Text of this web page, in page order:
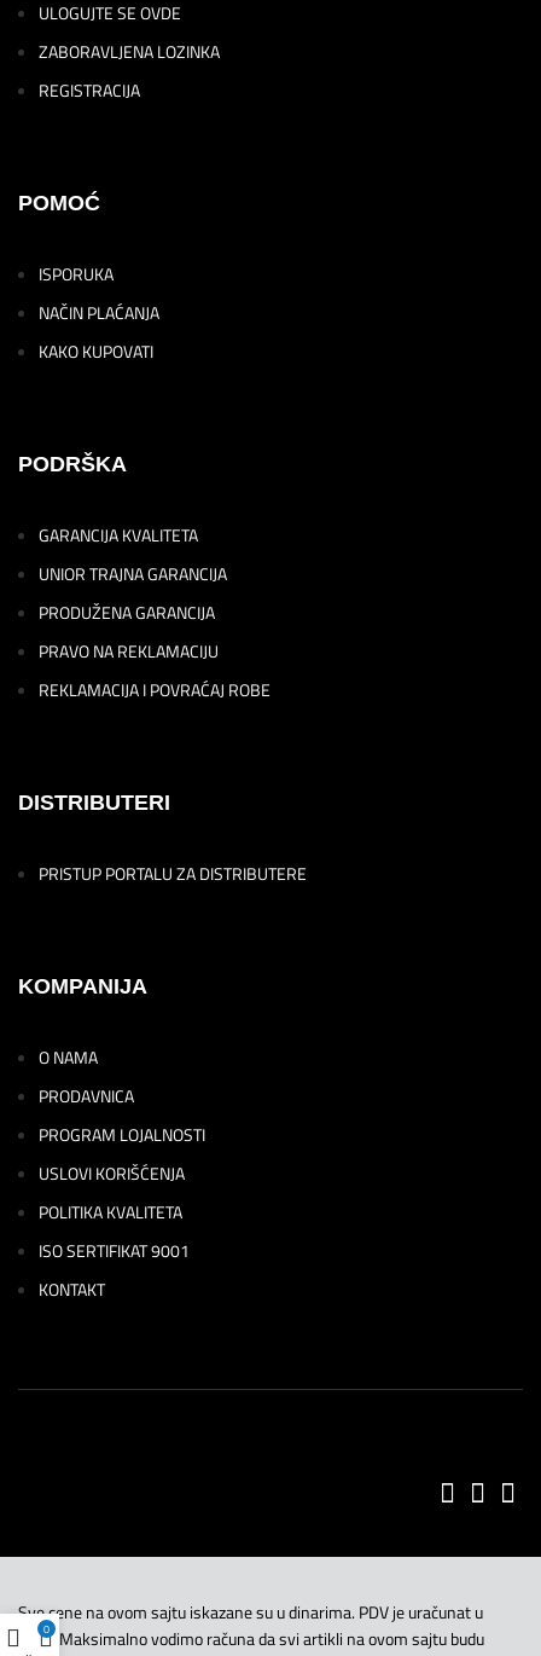
ULOGUJTE SE OVDE
ZABORAVLJENA LOZINKA
REGISTRACIJA
POMOĆ
ISPORUKA
NAČIN PLAĆANJA
KAKO KUPOVATI
PODRŠKA
GARANCIJA KVALITETA
UNIOR TRAJNA GARANCIJA
PRODUŽENA GARANCIJA
PRAVO NA REKLAMACIJU
REKLAMACIJA I POVRAĆAJ ROBE
DISTRIBUTERI
PRISTUP PORTALU ZA DISTRIBUTERE
KOMPANIJA
O NAMA
PRODAVNICA
PROGRAM LOJALNOSTI
USLOVI KORIŠĆENJA
POLITIKA KVALITETA
ISO SERTIFIKAT 9001
KONTAKT
Sve cene na ovom sajtu iskazane su u dinarima. PDV je uračunat u
cenu. Maksimalno vodimo računa da svi artikli na ovom sajtu budu
0